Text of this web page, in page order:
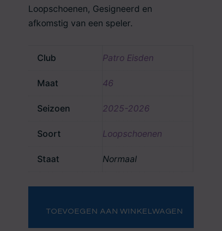
Loopschoenen, Gesigneerd en
afkomstig van een speler.
Club Patro Eisden
Maat 46
Seizoen 2025-2026
Soort Loopschoenen
Staat Normaal
Eisden
TOEVOEGEN AAN WINKELWAGEN